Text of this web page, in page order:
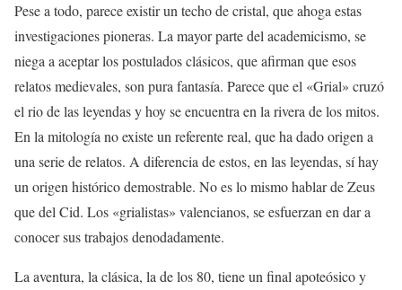
Pese a todo, parece existir un techo de cristal, que ahoga estas
investigaciones pioneras. La mayor parte del academicismo, se
niega a aceptar los postulados clásicos, que afirman que esos
relatos medievales, son pura fantasía. Parece que el «Grial» cruzó
el rio de las leyendas y hoy se encuentra en la rivera de los mitos.
En la mitología no existe un referente real, que ha dado origen a
una serie de relatos. A diferencia de estos, en las leyendas, sí hay
un origen histórico demostrable. No es lo mismo hablar de Zeus
que del Cid. Los «grialistas» valencianos, se esfuerzan en dar a
conocer sus trabajos denodadamente.
La aventura, la clásica, la de los 80, tiene un final apoteósico y